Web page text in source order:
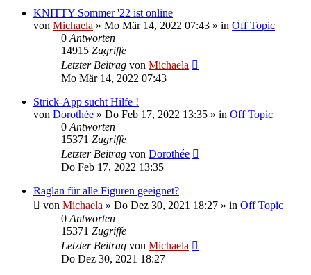
KNITTY Sommer '22 ist online
von Michaela » Mo Mär 14, 2022 07:43 » in Off Topic
0 Antworten
14915 Zugriffe
Letzter Beitrag von Michaela
Mo Mär 14, 2022 07:43
Strick-App sucht Hilfe !
von Dorothée » Do Feb 17, 2022 13:35 » in Off Topic
0 Antworten
15371 Zugriffe
Letzter Beitrag von Dorothée
Do Feb 17, 2022 13:35
Raglan für alle Figuren geeignet?
von Michaela » Do Dez 30, 2021 18:27 » in Off Topic
0 Antworten
15371 Zugriffe
Letzter Beitrag von Michaela
Do Dez 30, 2021 18:27